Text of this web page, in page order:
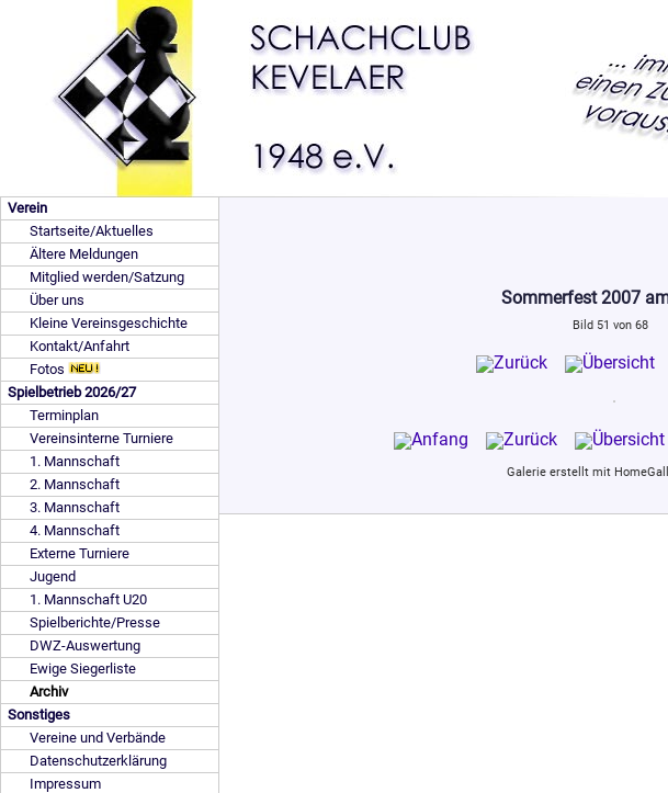
Verein
Startseite/Aktuelles
Ältere Meldungen
Mitglied werden/Satzung
Über uns
Kleine Vereinsgeschichte
Kontakt/Anfahrt
Fotos
Spielbetrieb 2026/27
Terminplan
Vereinsinterne Turniere
1. Mannschaft
2. Mannschaft
3. Mannschaft
4. Mannschaft
Externe Turniere
Jugend
1. Mannschaft U20
Spielberichte/Presse
DWZ-Auswertung
Ewige Siegerliste
Archiv
Sonstiges
Vereine und Verbände
Datenschutzerklärung
Impressum
Sommerfest 2007
Bild 51 von 68
Galerie erstellt mit